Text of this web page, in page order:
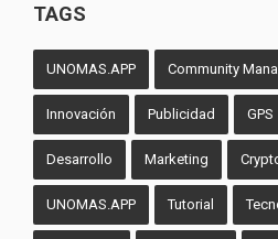
TAGS
UNOMAS.APP Community
Innovación Publicidad GPS
Desarrollo Marketing
UNOMAS.APP Tutorial